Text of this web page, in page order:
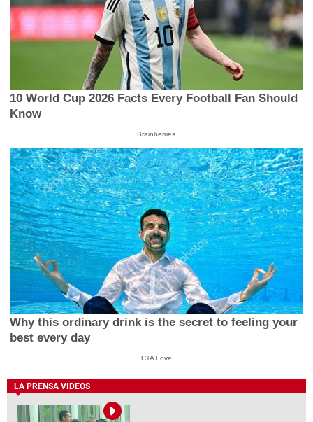
10 World Cup 2026 Facts Every Football Fan Should
Know
Brainberries
Why this ordinary drink is the secret to feeling your
best every day
CTA Love
LA PRENSA VIDEOS